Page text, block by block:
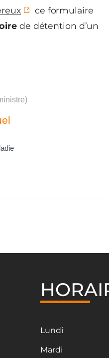
ce formulaire
de détention d’un
Lundi
Mardi